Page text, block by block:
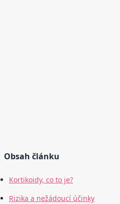
Obsah článku
Kortikoidy, co to je?
Rizika a nežádoucí účinky